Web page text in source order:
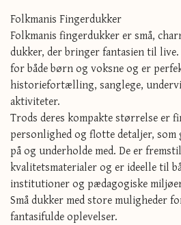
Folkmanis Fingerdukker
Folkmanis fingerdukker er små,
dukker, der bringer fantasien til live.
for både børn og voksne og er
historiefortælling, sanglege,
aktiviteter.
Trods deres kompakte størrelse er
personlighed og flotte detaljer, som
på og underholde med. De er
kvalitetsmaterialer og er ideelle til
institutioner og pædagogiske
Små dukker med store muligheder
fantasifulde oplevelser.